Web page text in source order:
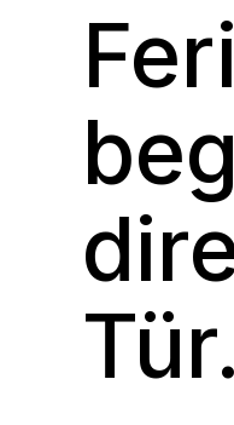
Tür.